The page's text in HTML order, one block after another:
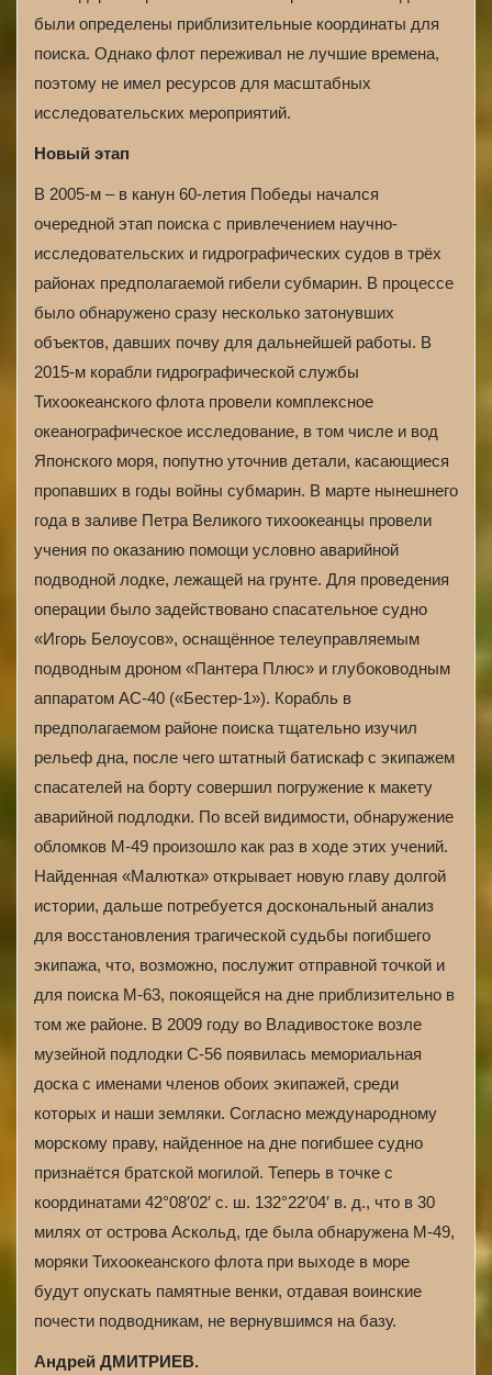
были определены приблизительные координаты для
поиска. Однако флот переживал не лучшие времена,
поэтому не имел ресурсов для масштабных
исследовательских мероприятий.
Новый этап
В 2005-м – в канун 60-летия Победы начался
очередной этап поиска с привлечением научно-
исследовательских и гидрографических судов в трёх
районах предполагаемой гибели субмарин. В процессе
было обнаружено сразу несколько затонувших
объектов, давших почву для дальнейшей работы. В
2015-м корабли гидрографической службы
Тихоокеанского флота провели комплексное
океанографическое исследование, в том числе и вод
Японского моря, попутно уточнив детали, касающиеся
пропавших в годы войны субмарин. В марте нынешнего
года в заливе Петра Великого тихоокеанцы провели
учения по оказанию помощи условно аварийной
подводной лодке, лежащей на грунте. Для проведения
операции было задействовано спасательное судно
«Игорь Белоусов», оснащённое телеуправляемым
подводным дроном «Пантера Плюс» и глубоководным
аппаратом АС-40 («Бестер-1»). Корабль в
предполагаемом районе поиска тщательно изучил
рельеф дна, после чего штатный батискаф с экипажем
спасателей на борту совершил погружение к макету
аварийной подлодки. По всей видимости, обнаружение
обломков М-49 произошло как раз в ходе этих учений.
Найденная «Малютка» открывает новую главу долгой
истории, дальше потребуется доскональный анализ
для восстановления трагической судьбы погибшего
экипажа, что, возможно, послужит отправной точкой и
для поиска М-63, покоящейся на дне приблизительно в
том же районе. В 2009 году во Владивостоке возле
музейной подлодки С-56 появилась мемориальная
доска с именами членов обоих экипажей, среди
которых и наши земляки. Согласно международному
морскому праву, найденное на дне погибшее судно
признаётся братской могилой. Теперь в точке с
координатами 42°08′02′ с. ш. 132°22′04′ в. д., что в 30
милях от острова Аскольд, где была обнаружена М-49,
моряки Тихоокеанского флота при выходе в море
будут опускать памятные венки, отдавая воинские
почести подводникам, не вернувшимся на базу.
Андрей ДМИТРИЕВ.